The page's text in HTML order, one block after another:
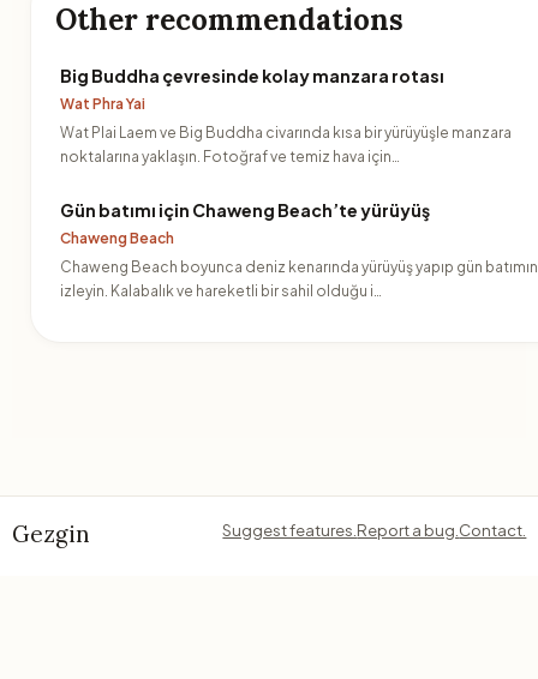
Other recommendations
Big Buddha çevresinde kolay manzara rotası
Wat Phra Yai
Wat Plai Laem ve Big Buddha civarında kısa bir yürüyüşle manzara
noktalarına yaklaşın. Fotoğraf ve temiz hava için…
Gün batımı için Chaweng Beach’te yürüyüş
Chaweng Beach
Chaweng Beach boyunca deniz kenarında yürüyüş yapıp gün
izleyin. Kalabalık ve hareketli bir sahil olduğu i…
Gezgin Suggest features. Report a bug. Contact.